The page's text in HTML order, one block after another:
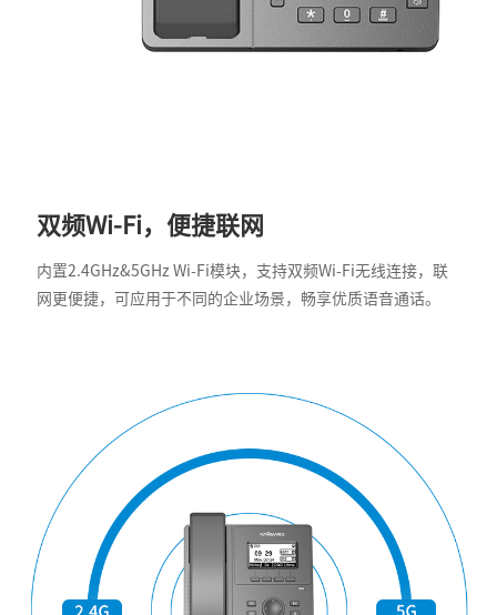
双频Wi-Fi，便捷联网
内置2.4GHz&5GHz Wi-Fi模块，支持双频Wi-Fi无线连接，联
网更便捷，可应用于不同的企业场景，畅享优质语音通话。